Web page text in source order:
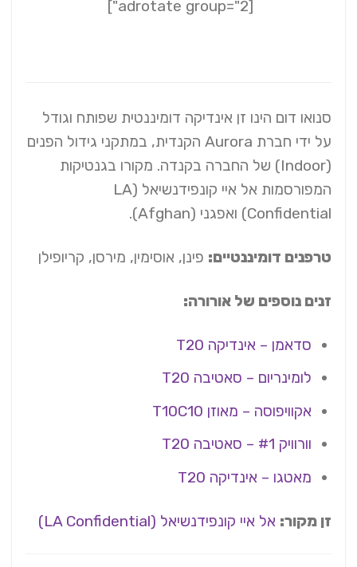
סנואו דום הינו זן אינדיקה דומיננטית שפותח וגודל
על ידי חברת Aurora הקנדית, במתקני גידול הפנים
(Indoor) של החברה בקנדה. מקורו בגנטיקות
המפורסמות אל איי קונפידנשיאל (LA
Confidential) ואפגני (Afghan).
טרפנים דומיננטיים:פינן, אוסימין, מירסן, קריופילן
זנים נוספים של אורורה:
סדאמן – אינדיקה T20
לומינריום – סאטיבה T20
אקוויפוסה – מאוזן T10C10
וורוויק #1 – סאטיבה T20
מאטגו – אינדיקה T20
זן מקור: אל איי קונפידנשיאל (LA Confidential)